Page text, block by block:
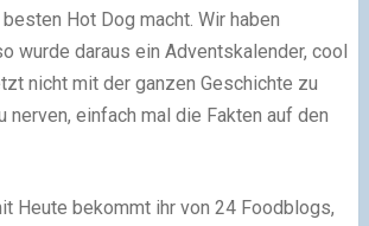
Hot Dog macht. Wir haben
wurde daraus ein Adventskalender, cool
nicht mit der ganzen Geschichte zu
nerven, einfach mal die Fakten auf den
Heute bekommt ihr von 24 Foodblogs,